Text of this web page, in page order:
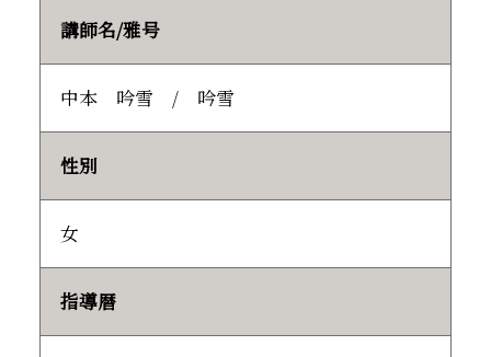
講師名/雅号
中本 吟雪 / 吟雪
性別
女
指導暦